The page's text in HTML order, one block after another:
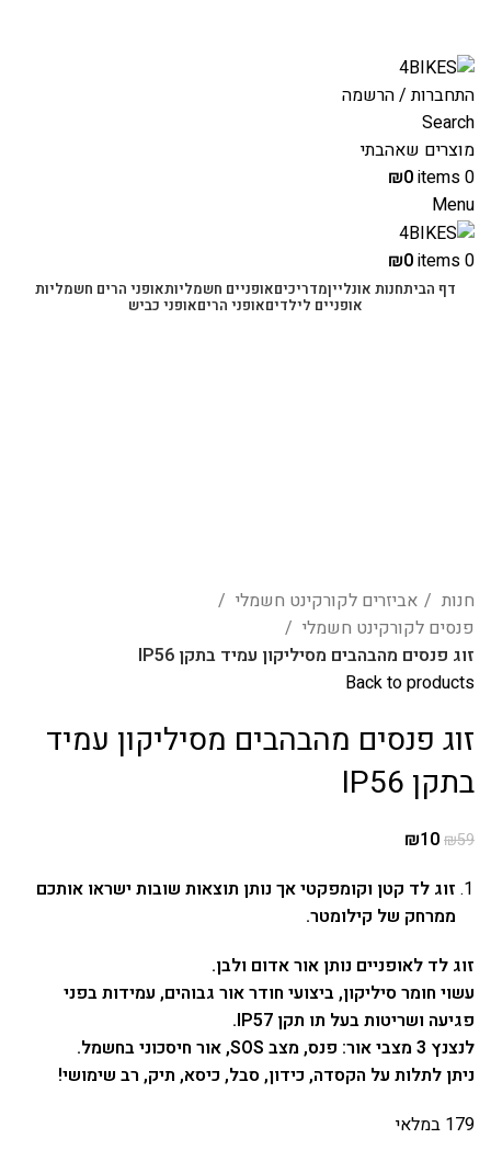
התחברות / הרשמה
Search
מוצרים שאהבתי
0
items
₪0
Menu
0
items
₪0
דף הביתחנות אונלייןמדריכיםאופניים חשמליותאופני הרים חשמליות
אופניים לילדיםאופני הריםאופני כביש
חנות
אביזרים לקורקינט חשמלי
פנסים לקורקינט חשמלי
זוג פנסים מהבהבים מסיליקון עמיד בתקן IP56
Back to products
זוג פנסים מהבהבים מסיליקון עמיד
בתקן IP56
₪59
₪10
זוג לד קטן וקומפקטי אך נותן תוצאות שובות ישראו אותכם
ממרחק של קילומטר.
זוג לד לאופניים נותן אור אדום ולבן.
עשוי חומר סיליקון, ביצועי חודר אור גבוהים, עמידות בפני
פגיעה ושריטות בעל תו תקן IP57.
לנצנץ 3 מצבי אור: פנס, מצב SOS, אור חיסכוני בחשמל.
ניתן לתלות על הקסדה, כידון, סבל, כיסא, תיק, רב שימושי!
179 במלאי